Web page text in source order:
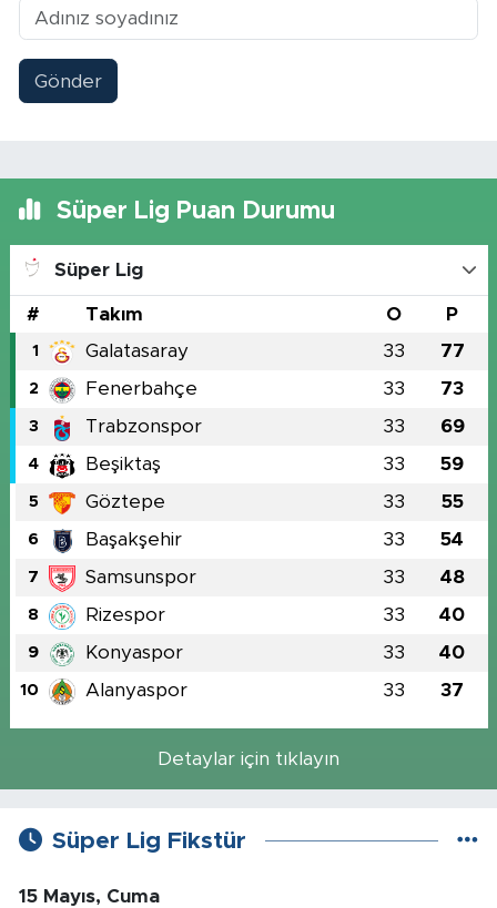
Gönder
Süper Lig Puan Durumu
Süper Lig
# Takım O P
1 Galatasaray 33 77
2 Fenerbahçe 33 73
3 Trabzonspor 33 69
4 Beşiktaş 33 59
5 Göztepe 33 55
6 Başakşehir 33 54
7 Samsunspor 33 48
8 Rizespor 33 40
9 Konyaspor 33 40
10 Alanyaspor 33 37
Detaylar için tıklayın
Süper Lig Fikstür
15 Mayıs, Cuma